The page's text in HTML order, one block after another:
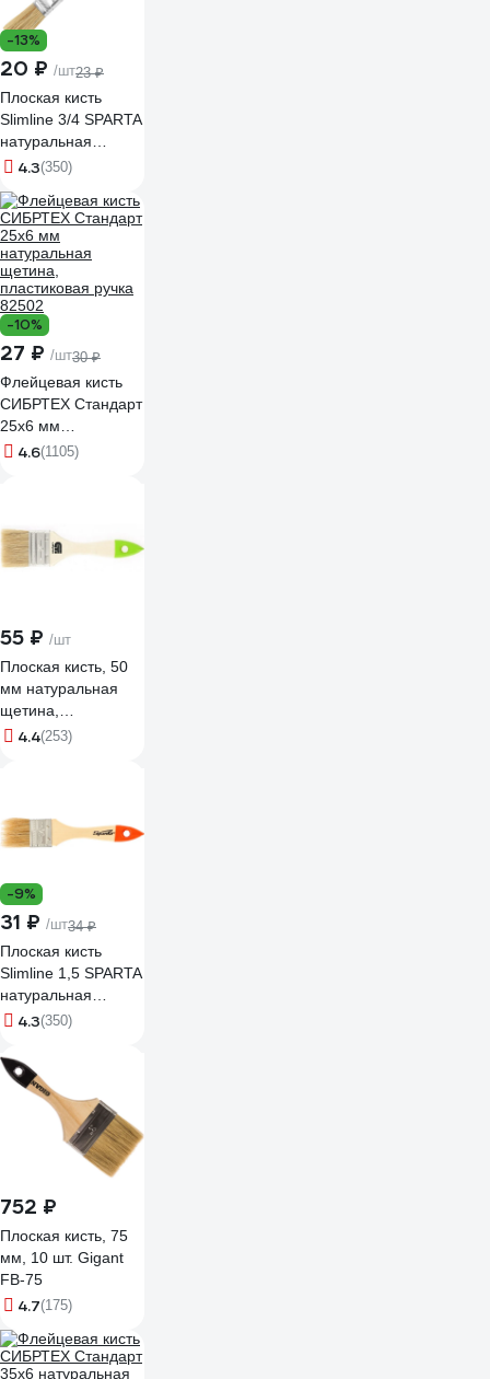
-13%
20 ₽ /шт23 ₽
Плоская кисть
Slimline 3/4 SPARTA
натуральная
щетина,
824155
4.3(350)
-10%
27 ₽ /шт30 ₽
Флейцевая кисть
СИБРТЕХ Стандарт
25х6 мм
натуральная
4.6(1105)
55 ₽ /шт
Плоская кисть, 50
мм натуральная
щетина,
деревянная ручка
4.4(253)
-9%
31 ₽ /шт34 ₽
Плоская кисть
Slimline 1,5 SPARTA
натуральная
щетина,
824255
4.3(350)
752 ₽
Плоская кисть, 75
мм, 10 шт. Gigant
FB-75
4.7(175)